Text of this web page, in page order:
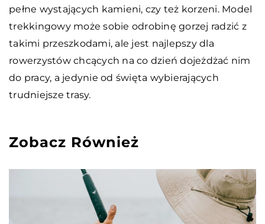
pełne wystających kamieni, czy też korzeni. Model
trekkingowy może sobie odrobinę gorzej radzić z
takimi przeszkodami, ale jest najlepszy dla
rowerzystów chcących na co dzień dojeżdżać nim
do pracy, a jedynie od święta wybierających
trudniejsze trasy.
Zobacz Również